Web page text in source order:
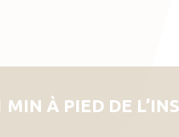
À PIED DE